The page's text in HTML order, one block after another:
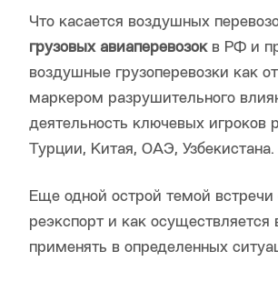
Что касается воздушных
грузовых авиаперевозокв РФ и
воздушные грузоперевозки как
маркером разрушительного
деятельность ключевых
Турции, Китая, ОАЭ, Узбекистана.
Еще одной острой темой встречи
реэкспорт и как
применять в определенных